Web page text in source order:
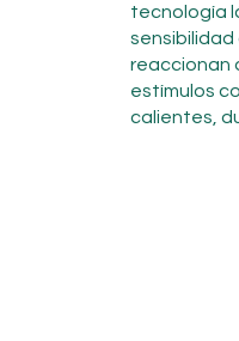
tecnología
sensibilidad
reaccionan
estímulos
calientes,